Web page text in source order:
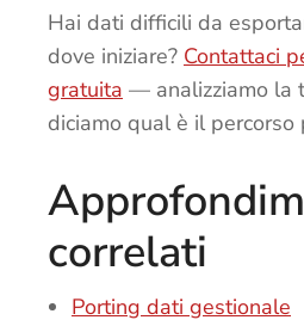
Hai dati difficili da
dove iniziare? Contattaci
gratuita — analizziamo la
diciamo qual è il percorso
correlati
Porting dati gestionale